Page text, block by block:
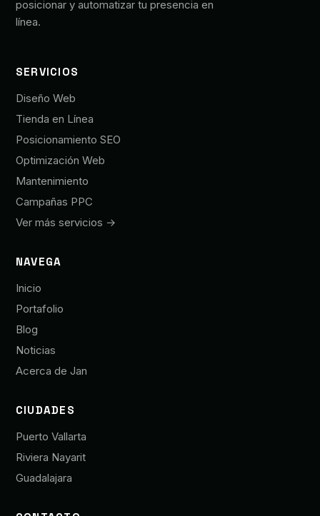
posicionar y automatizar tu presencia en
línea.
SERVICIOS
Diseño Web
Tienda en Línea
Posicionamiento SEO
Optimización Web
Mantenimiento
Campañas PPC
Ver más servicios →
NAVEGA
Inicio
Portafolio
Blog
Noticias
Acerca de Jan
CIUDADES
Puerto Vallarta
Riviera Nayarit
Guadalajara